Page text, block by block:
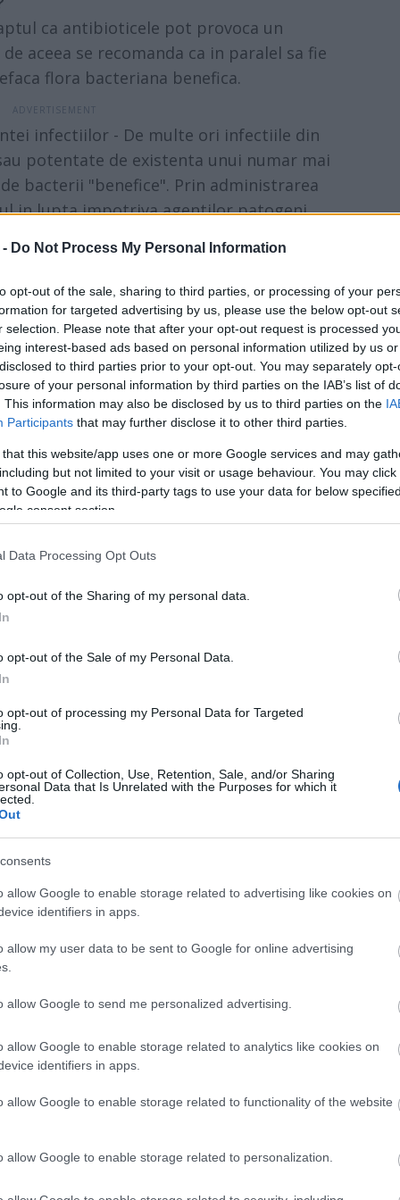
- Do Not Process My Personal Information
opt-out of the sale, sharing to third parties, or processing of your
for targeted advertising by us, please use the below opt-out
selection. Please note that after your opt-out request is processed
interest-based ads based on personal information utilized by us
to third parties prior to your opt-out. You may separately
of your personal information by third parties on the IAB’s list of
This information may also be disclosed by us to third parties on the
Participants that may further disclose it to other third parties.
that this website/app uses one or more Google services and may
but not limited to your visit or usage behaviour. You may
to Google and its third-party tags to use your data for below
consent section.
Data Processing Opt Outs
opt-out of the Sharing of my personal data.
opt-out of the Sale of my Personal Data.
opt-out of processing my Personal Data for Targeted
opt-out of Collection, Use, Retention, Sale, and/or Sharing
Data that Is Unrelated with the Purposes for which it
allow Google to enable storage related to advertising like cookies on
identifiers in apps.
allow my user data to be sent to Google for online advertising
allow Google to send me personalized advertising.
allow Google to enable storage related to analytics like cookies on
identifiers in apps.
allow Google to enable storage related to functionality of the website
allow Google to enable storage related to personalization.
ca antibioticele pot provoca un
aceea se recomanda ca in paralel sa fie
flora bacteriana benefica.
infectiilor - De multe ori infectiile din
potentate de existenta unui numar mai
bacterii "benefice". Prin administrarea
in lupta impotriva agentilor patogeni.
50% dintre cei care calatoresc
timpul deplasarilor. De cele mai multe
constituite de schimbarea alimentatiei si
le inghitim o data cu alimentele, lucru
probioticelor?
este un probiotic de ultima generatie,
tip din SUA, care contine 3,4 miliarde
in 6 tulpini cu spectre diferite de
Institutul Pasteur din Paris, una dintre
din lume. In plus, are in compozitie
asigura o eficienta sporita
a peste 90% dintre bacteriile
90 de minute de la administrare.
imunitatii si la echilibrarea florei
cu E. coli, candida si alte infectii
in constipatie, balonare, flatulenta,
permeabil. De asemenea,
intolerantei la lactoza.
produsul Jarro-Dophilus+FOS face
foarte avantajoase. Fiecare flacon contine
pret: 200 de capsule la pret de 100!
portofoliul Secom® si este disponibil in
din intreaga tara. Acesta este un
citirea cu atentie a prospectului sau a
care să le iei înainte de nuntă, ca
pentru ziua cea mare
orice cuplu ar trebui să le
te ajută să identifici imediat o